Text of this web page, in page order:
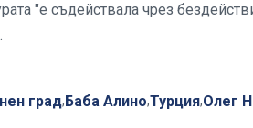
"е съдействала чрез
град,Баба Алино,Турция,Олег